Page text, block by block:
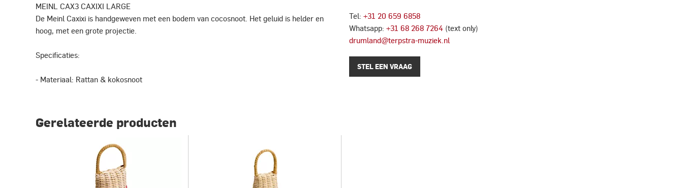
MEINL CAX3 CAXIXI LARGE
De Meinl Caxixi is handgeweven met een bodem van cocosnoot. Het geluid is helder en
hoog, met een grote projectie.
Specificaties:
- Materiaal: Rattan & kokosnoot
Tel: +31 20 659 6858
Whatsapp: +31 68 268 7264 (text only)
drumland@terpstra-muziek.nl
STEL EEN VRAAG
Gerelateerde producten